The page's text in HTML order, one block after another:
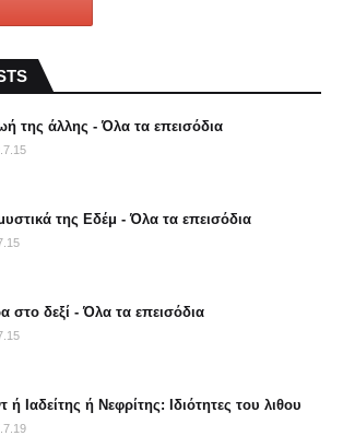
της άλλης - Όλα τα επεισόδια
της Εδέμ - Όλα τα επεισόδια
στο δεξί - Όλα τα επεισόδια
ή Ιαδείτης ή Νεφρίτης: Ιδιότητες του λιθου